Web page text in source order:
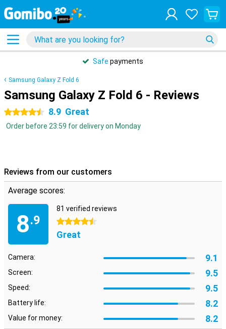
Safe payments
Samsung Galaxy Z Fold 6
Samsung Galaxy Z Fold 6 - Reviews
4.5 stars 8.9 Great
Order before 23:59 for delivery on Monday
Reviews from our customers
Average scores:
8.9
81 verified reviews
4.5 stars
Great
Camera: 9.1
Screen: 9.5
Speed: 9.5
Battery life: 8.2
Value for money: 8.2